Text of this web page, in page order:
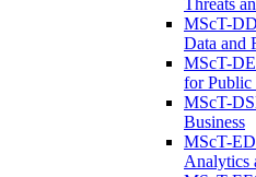
Threats
MScT-
Data and
MScT-
for Public
MScT-
Business
MScT-
Analytics